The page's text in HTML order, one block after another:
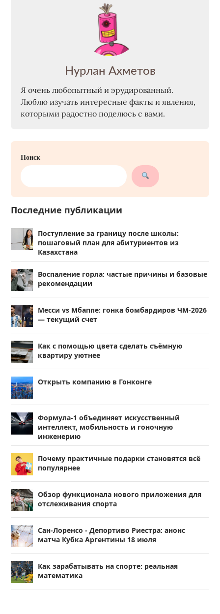
Нурлан Ахметов
Я очень любопытный и эрудированный.
Люблю изучать интересные факты и явления,
которыми радостно поделюсь с вами.
Поиск
Последние публикации
Поступление за границу после школы:
пошаговый план для абитуриентов из
Казахстана
Воспаление горла: частые причины и базовые
рекомендации
Месси vs Мбаппе: гонка бомбардиров ЧМ-2026
— текущий счет
Как с помощью цвета сделать съёмную
квартиру уютнее
Открыть компанию в Гонконге
Формула-1 объединяет искусственный
интеллект, мобильность и гоночную
инженерию
Почему практичные подарки становятся всё
популярнее
Обзор функционала нового приложения для
отслеживания спорта
Сан-Лоренсо - Депортиво Риестра: анонс
матча Кубка Аргентины 18 июля
Как зарабатывать на спорте: реальная
математика